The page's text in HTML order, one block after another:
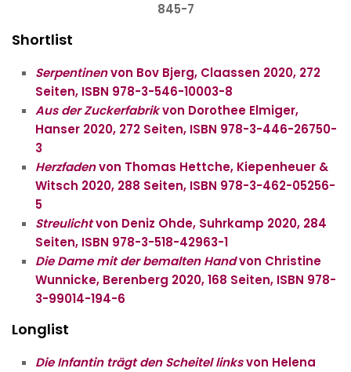
845-7
Shortlist
Serpentinenvon Bov Bjerg, Claassen 2020, 272
Seiten, ISBN 978-3-546-10003-8
Aus der Zuckerfabrikvon Dorothee Elmiger,
Hanser 2020, 272 Seiten, ISBN 978-3-446-26750-
3
Herzfadenvon Thomas Hettche, Kiepenheuer &
Witsch 2020, 288 Seiten, ISBN 978-3-462-05256-
5
Streulichtvon Deniz Ohde, Suhrkamp 2020, 284
Seiten, ISBN 978-3-518-42963-1
Die Dame mit der bemalten Handvon Christine
Wunnicke, Berenberg 2020, 168 Seiten, ISBN 978-
3-99014-194-6
Longlist
Die Infantin trägt den Scheitel linksvon Helena